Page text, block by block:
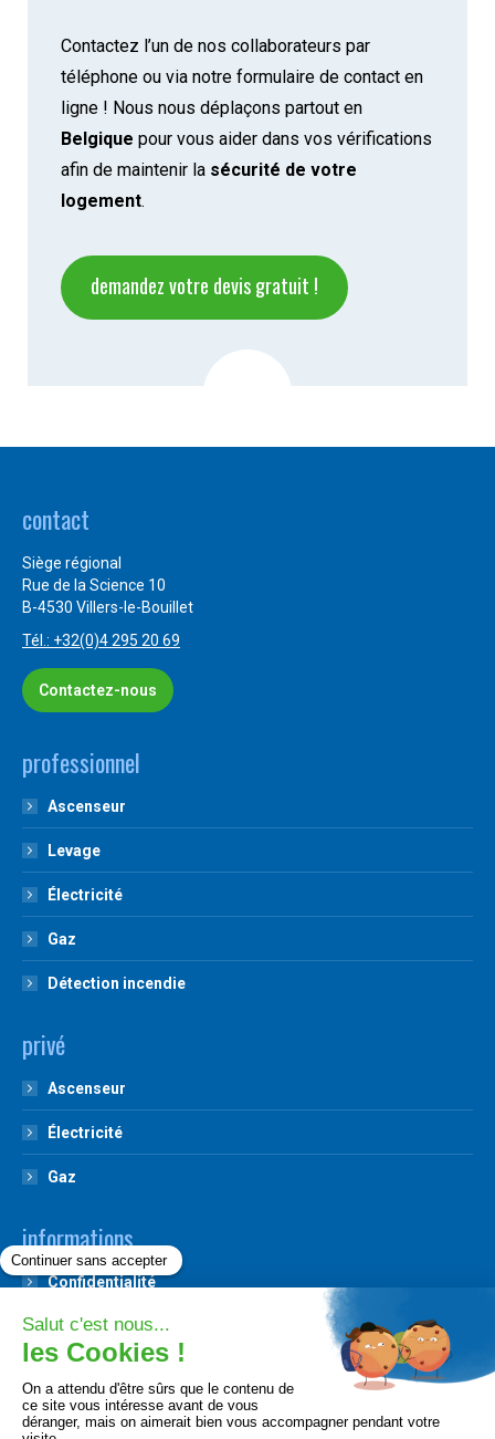
Contactez l’un de nos collaborateurs par
téléphone ou via notre formulaire de contact en
ligne ! Nous nous déplaçons partout en
Belgique pour vous aider dans vos vérifications
afin de maintenir la sécurité de votre
logement.
demandez votre devis gratuit !
contact
Siège régional
Rue de la Science 10
B-4530 Villers-le-Bouillet
Tél.: +32(0)4 295 20 69
Contactez-nous
professionnel
Ascenseur
Levage
Électricité
Gaz
Détection incendie
privé
Ascenseur
Électricité
Gaz
informations
Confidentialité
Impartialité et indépendance
Conditions de vente